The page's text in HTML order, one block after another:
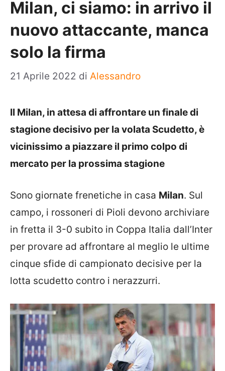
Milan, ci siamo: in arrivo il
nuovo attaccante, manca
solo la firma
21 Aprile 2022 di Alessandro
Il Milan, in attesa di affrontare un finale di
stagione decisivo per la volata Scudetto, è
vicinissimo a piazzare il primo colpo di
mercato per la prossima stagione
Sono giornate frenetiche in casa Milan. Sul
campo, i rossoneri di Pioli devono archiviare
in fretta il 3-0 subito in Coppa Italia dall’Inter
per provare ad affrontare al meglio le ultime
cinque sfide di campionato decisive per la
lotta scudetto contro i nerazzurri.